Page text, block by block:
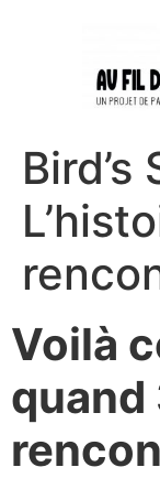
Bird’s
Voilà
quand